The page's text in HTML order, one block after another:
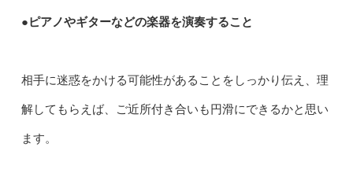
●ピアノやギターなどの楽器を演奏すること
相手に迷惑をかける可能性があることをしっかり伝え、理
解してもらえば、ご近所付き合いも円滑にできるかと思い
ます。